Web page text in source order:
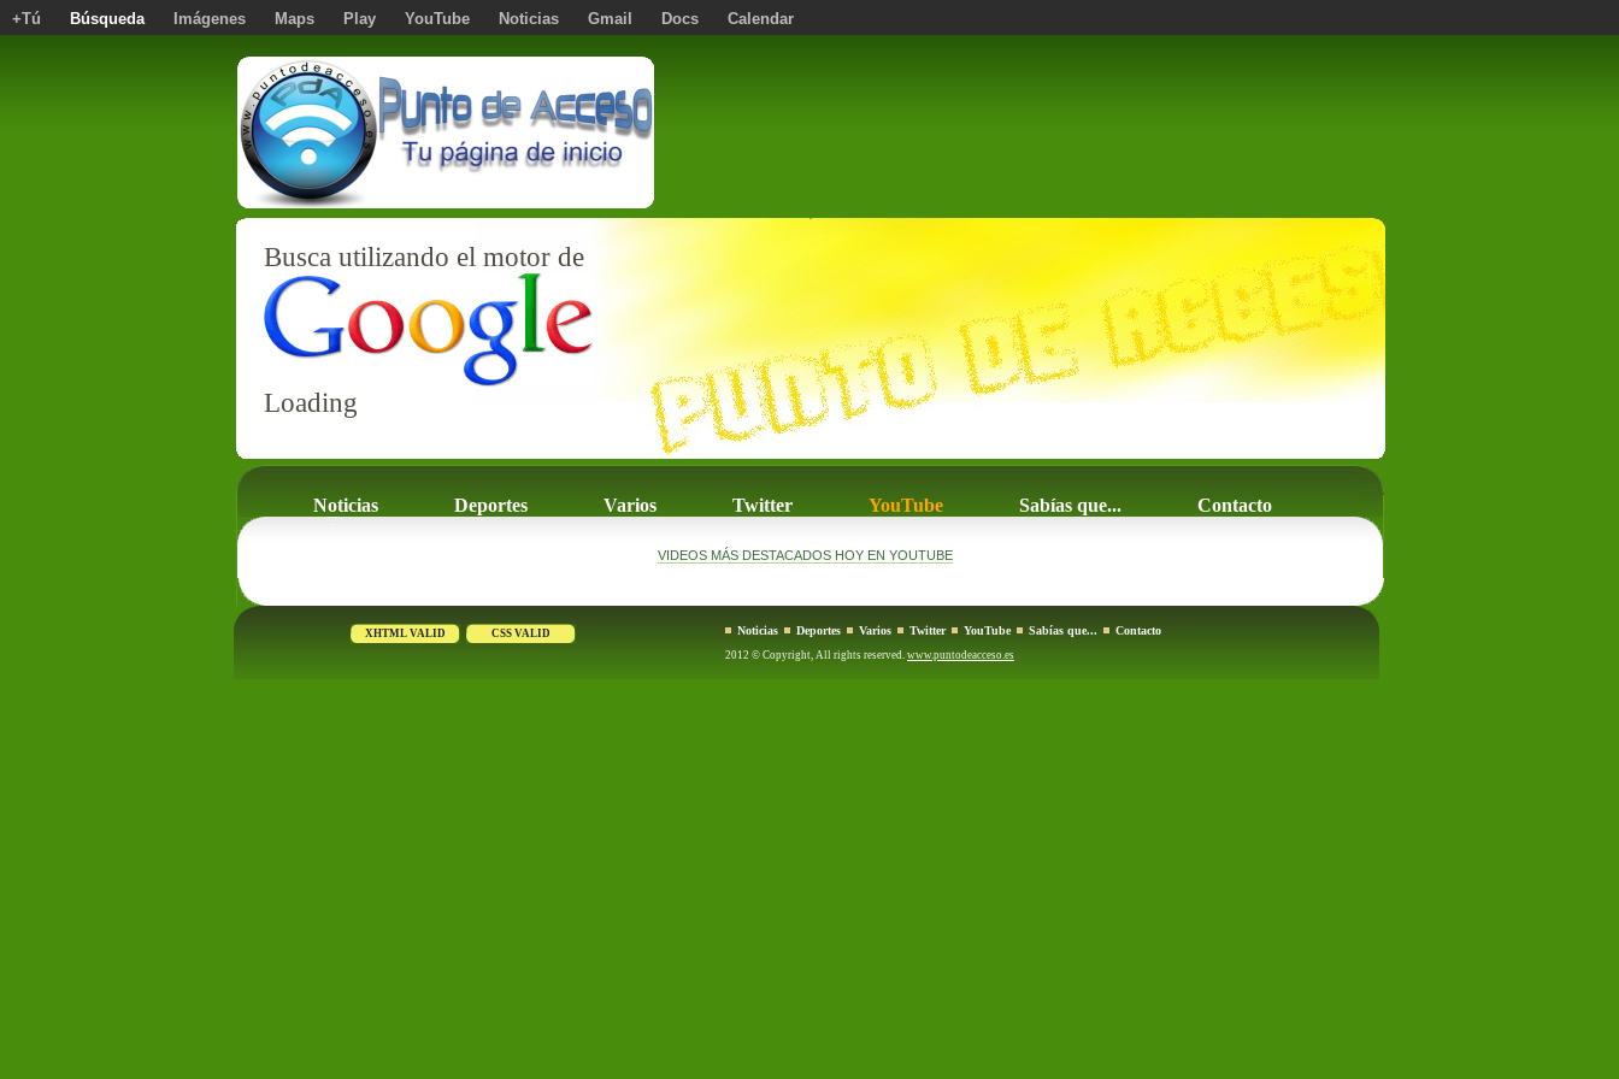
+Tú Búsqueda Imágenes Maps Play YouTube Noticias Gmail Docs Calendar
Busca utilizando el motor de
Loading
Noticias Deportes Varios Twitter YouTube Sabías que... Contacto
VIDEOS MÁS DESTACADOS HOY EN YOUTUBE
Noticias Deportes Varios Twitter YouTube Sabías que... Contacto
2012 © Copyright, All rights reserved. www.puntodeacceso.es